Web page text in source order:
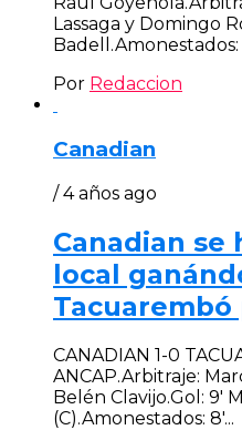
Lassaga y Domingo
Badell.Amonestados:
Por Redaccion
Canadian
/ 4 años ago
Canadian se
local
Tacuarembó
CANADIAN 1-0
ANCAP.Arbitraje:
Belén Clavijo.Gol: 9′
(C).Amonestados: 8′...